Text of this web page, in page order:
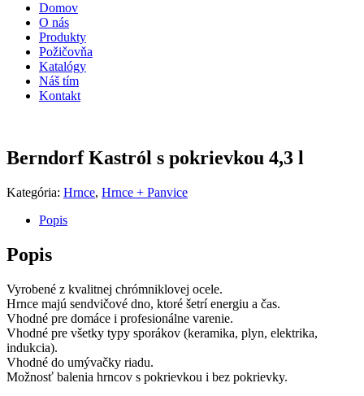
Domov
O nás
Produkty
Požičovňa
Katalógy
Náš tím
Kontakt
Berndorf Kastról s pokrievkou 4,3 l
Kategória: Hrnce, Hrnce + Panvice
Popis
Popis
Vyrobené z kvalitnej chrómniklovej ocele.
Hrnce majú sendvičové dno, ktoré šetrí energiu a čas.
Vhodné pre domáce i profesionálne varenie.
Vhodné pre všetky typy sporákov (keramika, plyn, elektrika,
indukcia).
Vhodné do umývačky riadu.
Možnosť balenia hrncov s pokrievkou i bez pokrievky.